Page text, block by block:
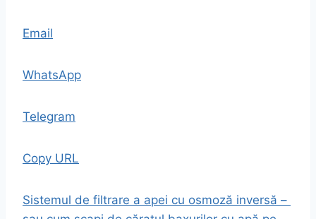
Email
WhatsApp
Telegram
Copy URL
Sistemul de filtrare a apei cu osmoză inversă –